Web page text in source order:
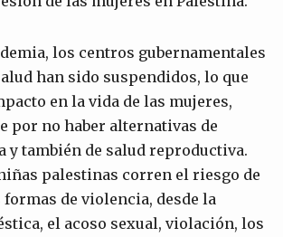
los centros gubernamentales
han sido suspendidos, lo que
en la vida de las mujeres,
por no haber alternativas de
y también de salud reproductiva.
palestinas corren el riesgo de
de violencia, desde la
el acoso sexual, violación, los